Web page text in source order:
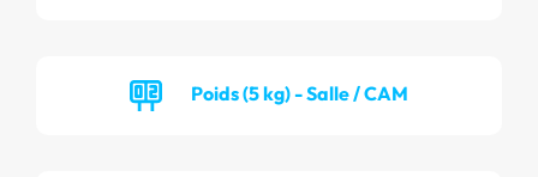
Poids (5 kg) - Salle / CAM